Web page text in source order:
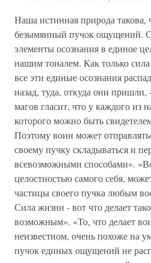
Наша истинная природа такова,
безымянный пучок ощущений.
элементы осознания в единое
нашим тоналем. Как только
все эти единые осознания
назад, туда, откуда они
магов гласит, что у каждого из
которого можно быть
Поэтому воин может
своему пучку складываться и
всевозможными способами».
целостностью самого себя,
частицы своего пучка любым
Сила жизни - вот что делает
возможным». «То, что делает
неизвестном, очень похоже на
пучок единых ощущений не